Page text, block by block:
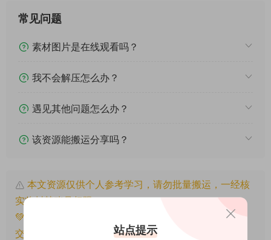
常见问题
素材图片是在线观看吗？
我不会解压怎么办？
遇见其他问题怎么办？
该资源能搬运分享吗？
本文资源仅供个人参考学习，请勿批量搬运，一经核
实将封禁账号权限！
💚本文资源均来源网友分享，若侵犯了您的权益可以提
交工单处理。
站点提示